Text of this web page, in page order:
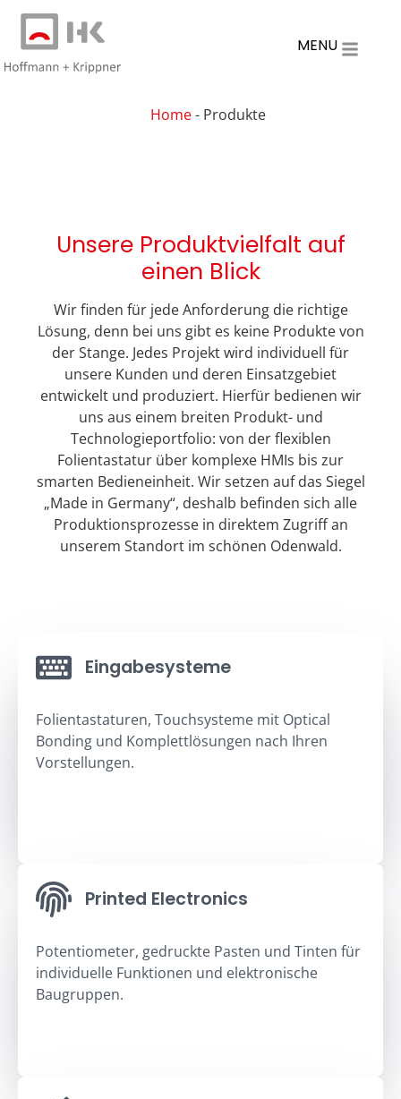
MENU
Home- Produkte
Unsere Produktvielfalt auf
einen Blick
Wir finden für jede Anforderung die richtige
Lösung, denn bei uns gibt es keine Produkte von
der Stange. Jedes Projekt wird individuell für
unsere Kunden und deren Einsatzgebiet
entwickelt und produziert. Hierfür bedienen wir
uns aus einem breiten Produkt- und
Technologieportfolio: von der flexiblen
Folientastatur über komplexe HMIs bis zur
smarten Bedieneinheit. Wir setzen auf das Siegel
„Made in Germany“, deshalb befinden sich alle
Produktionsprozesse in direktem Zugriff an
unserem Standort im schönen Odenwald.
Eingabesysteme
Folientastaturen, Touchsysteme mit Optical
Bonding und Komplettlösungen nach Ihren
Vorstellungen.
Printed Electronics
Potentiometer, gedruckte Pasten und Tinten für
individuelle Funktionen und elektronische
Baugruppen.